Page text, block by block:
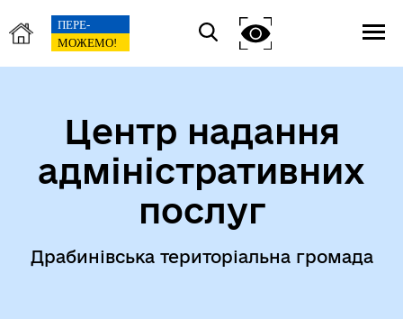
Центр надання
адміністративних
послуг
Драбинівська територіальна громада